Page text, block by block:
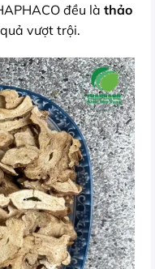
đều là thảo
vượt trội.